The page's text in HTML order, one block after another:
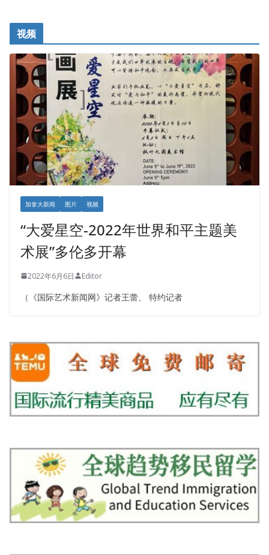
视频
加拿大新闻 图片 视频
“大爱星空-2022年世界和平主题美
术展”多伦多开幕
2022年6月6日 Editor
（《国际艺术新闻网》记者王蕾、 特约记者